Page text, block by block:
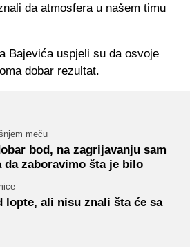
da atmosfera u našem timu
Bajevića uspjeli su da osvoje
dobar rezultat.
meču
bod, na zagrijavanju sam
da zaboravimo šta je bilo
lopte, ali nisu znali šta će sa